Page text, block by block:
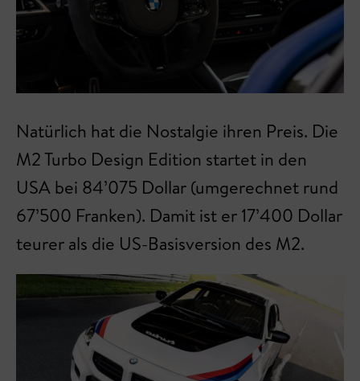
Natürlich hat die Nostalgie ihren Preis. Die
M2 Turbo Design Edition startet in den
USA bei 84’075 Dollar (umgerechnet rund
67’500 Franken). Damit ist er 17’400 Dollar
teurer als die US-Basisversion des M2.